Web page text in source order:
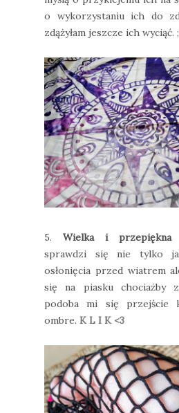
o wykorzystaniu ich do
zdążyłam jeszcze ich wyciąć.
5. Wielka i przepiękna
sprawdzi się nie tylko
osłonięcia przed wiatrem
się na piasku chociażby
podoba mi się przejście
ombre. K L I K <3